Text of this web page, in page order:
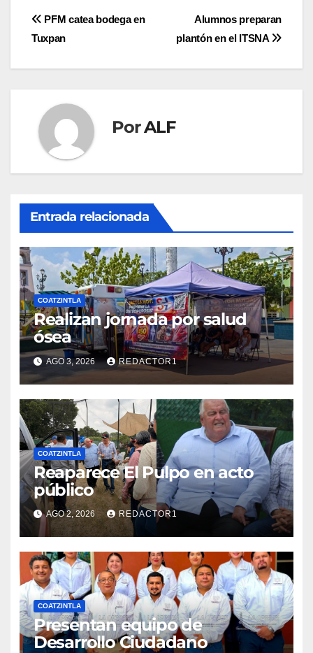
Navegación
de
Alumnos preparan
plantón en el ITSNA
PFM catea bodega en
Tuxpan
PorALF
Entrada relacionada
COATZINTLA
Realizan jornada por salud
ósea
AGO 3, 2026 REDACTOR1
COATZINTLA
Reaparece El Pulpo en acto
público
AGO 2, 2026 REDACTOR1
COATZINTLA
Presentan equipo de
Desarrollo Ciudadano